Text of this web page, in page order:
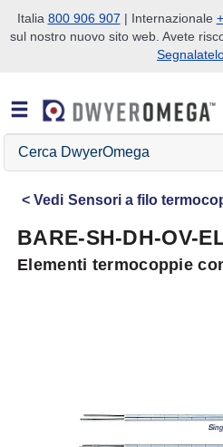
Salta alla ricerca
Salta al contenuto principale
Salta alla navigazione
Italia 800 906 907 | Internazionale
sul nostro nuovo sito web. Avete
Cerca
DwyerOmega
Vedi Sensori a filo
BARE-SH-DH-OV-
Elementi termocoppie